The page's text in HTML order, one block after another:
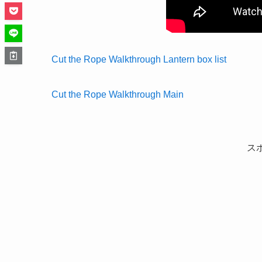
Cut the Rope Walkthrough Lantern box list
Cut the Rope Walkthrough Main
ス